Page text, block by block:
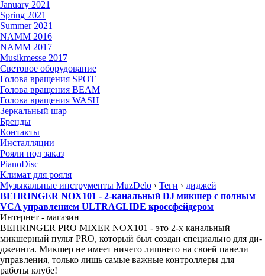
January 2021
Spring 2021
Summer 2021
NAMM 2016
NAMM 2017
Musikmesse 2017
Световое оборудование
Голова вращения SPOT
Голова вращения BEAM
Голова вращения WASH
Зеркальный шар
Бренды
Контакты
Инсталляции
Рояли под заказ
PianoDisc
Климат для рояля
Музыкальные инструменты MuzDelo › Теги › диджей
BEHRINGER NOX101 - 2-канальный DJ микшер с полным
VCA управлением ULTRAGLIDE кроссфейдером
Интернет - магазин
BEHRINGER PRO MIXER NOX101 - это 2-х канальный
микшерный пульт PRO, который был создан специально для ди-
джеинга. Микшер не имеет ничего лишнего на своей панели
управления, только лишь самые важные контроллеры для
работы клубе!